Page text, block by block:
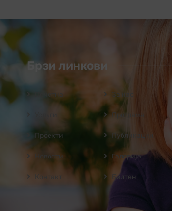
Брзи линкови
Почетна За нас
Програмa
Проекти Публикации
Новости Галерија
Контакт Билтен